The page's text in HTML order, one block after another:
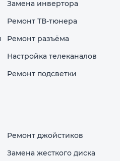
Замена инвертора
Ремонт ТВ-тюнера
Ремонт разъёма
Настройка телеканалов
Ремонт подсветки
Ремонт джойстиков
Замена жесткого диска